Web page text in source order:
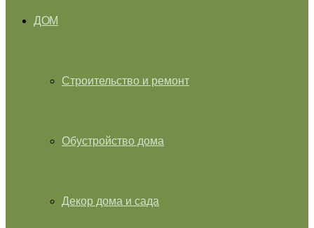
ДОМ
Строительство и ремонт
Обустройство дома
Декор дома и сада